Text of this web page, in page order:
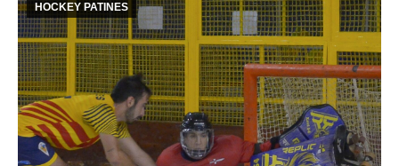
HOCKEY PATINES